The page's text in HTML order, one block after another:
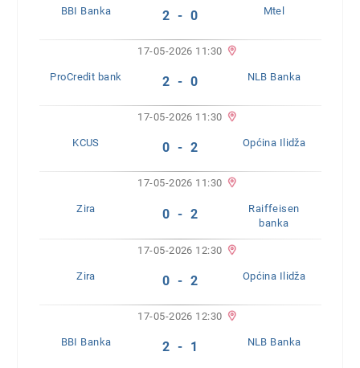
BBI Banka 2 - 0 Mtel
17-05-2026 11:30
ProCredit bank 2 - 0 NLB Banka
17-05-2026 11:30
KCUS 0 - 2 Općina Ilidža
17-05-2026 11:30
Zira 0 - 2
Raiffeisen
banka
17-05-2026 12:30
Zira 0 - 2 Općina Ilidža
17-05-2026 12:30
BBI Banka 2 - 1 NLB Banka